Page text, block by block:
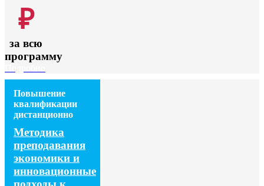
₽
за всю
программу
Повышение
квалификации
дистанционно
Методика
преподавания
экономики и
инновационные